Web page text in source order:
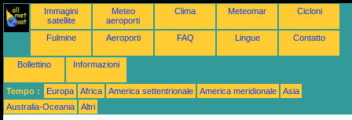
Immagini
satellite
Meteo
aeroporti
Clima Meteomar Cicloni
Fulmine Aeroporti FAQ Lingue Contatto
Bollettino Informazioni
Tempo : Europa Africa America settentrionale America meridionale
Asia
Australia-Oceania
Altri